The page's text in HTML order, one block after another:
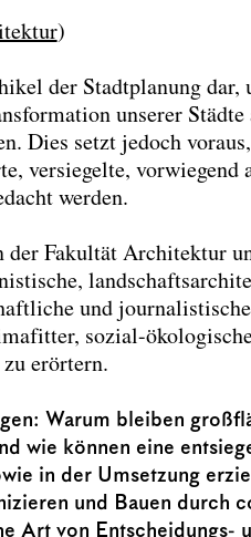
)
der Stadtplanung dar,
unserer
Dies setzt jedoch
versiegelte, vorwiegend
werden.
Fakultät Architektur
und
sozial-
erörtern.
Warum bleiben
wie können eine
in der Umsetzung
und Bauen durch
Art von Entscheidungs-